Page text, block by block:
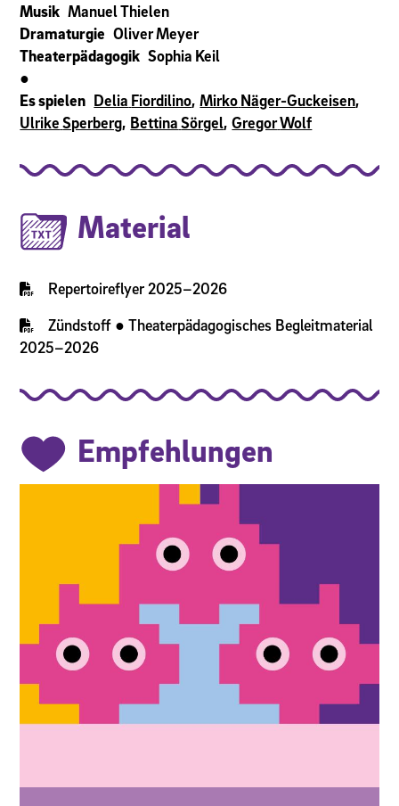
Musik Manuel Thielen
Dramaturgie Oliver Meyer
Theaterpädagogik Sophia Keil
●
Es spielen Delia Fiordilino MirkoNäger-Guckeisen
Ulrike Sperberg Bettina Sörgel GregorWolf
Material
Repertoireflyer 2025–2026
Zündstoff ● Theaterpädagogisches Begleitmaterial
2025–2026
Empfehlungen